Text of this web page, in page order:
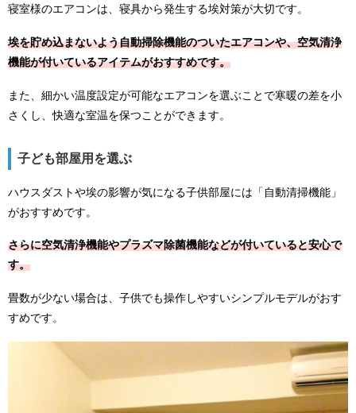
寝室様のエアコンは、寝具から発生する埃対策が大切です。
埃を貯め込まないよう自動掃除機能のついたエアコンや、空気清浄
機能が付いているアイテムがおすすめです。
また、細かい温度設定が可能なエアコンを選ぶことで寒暖の差を小
さくし、快適な室温を保つことができます。
子ども部屋用を選ぶ
ハウスダストや埃の影響が気になる子供部屋には「自動清掃機能」
がおすすめです。
さらに空気清浄機能やプラズマ除菌機能などが付いていると安心で
す。
畳数が少ない場合は、子供でも操作しやすいシンプルモデルがおす
すめです。